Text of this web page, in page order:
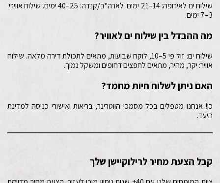
שילוח ים לאירופה: 14–21 ימים. לארה"ב/קנדה: 25–40 ימים. שילוח אווירי:
3–7 ימים.
מה ההבדל בין שילוח ים לאוויר?
שילוח ים: זול פי 5–10, לוקח שבועות, מתאים לתכולת דירה מלאה. שילוח
אוויר: יקר, מהיר, מתאים לחפצים דחופים ומשקל נמוך.
האם ניתן לשלוח חיות מחמד?
כן! אנחנו מטפלים בכל מסמכי הווטרינר, בריאות ואישורי כניסה למדינת
היעד.
קבל הצעת מחיר לרילוקיישן שלך